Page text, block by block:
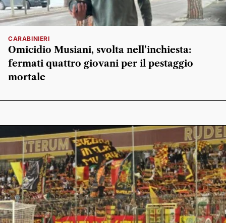
CARABINIERI
Omicidio Musiani, svolta nell’inchiesta:
fermati quattro giovani per il pestaggio
mortale